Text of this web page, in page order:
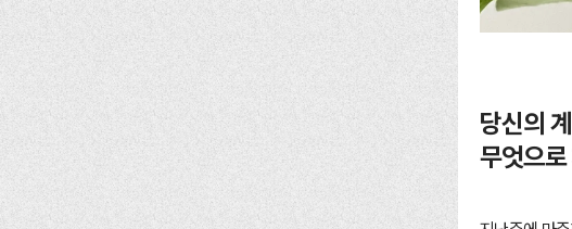
당신의
무엇으